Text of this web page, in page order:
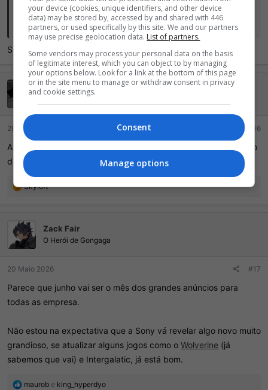
EDIT:
2 de junho - PlayStation State of Play
5 de junho - Summer Game Fest
7 de junho - Multibox Games Showcase + Gears of War E-
Day Direct
Tem uns rumores de que a Nintendo vai fazer um direct em junho,
acertar
Clique para ver tudo...
Sabe os horários? Espero conseguir assistir tudo!
Nego_Brown___
20 Maio 2026 #16
Aposto que vai ter um GaS novo no meio, só pra camuflar o fato
de que não vão mais lançar singleplayer no PC.
R
e
s
Skyloft
Zack Fair
O Herói de Gongaga
20 Maio 2026 #17
Parece que junho vai ser o mês dos grandes anúncios para
todas as empresa.
Não estou na expectativa que a Sony vá revelar algo novo muito
grandioso, se atualizar alguns jogos como o Wolverine (já
sabemos que vai) e Intergalatic, já está bom.
R
maurob e king_hyperdyo
your device (cookies, unique identifiers, and other device
data) may be stored by, accessed by and shared with 446
partners, or used specifically by this site. We and our partners
may use precise geolocation data. List of partners.
Some vendors may process your personal data on the basis
of legitimate interest, which you can object to by managing
your options below. Look for a link at the bottom of this page
or in the site menu to manage or withdraw consent in privacy
and cookie settings.
Consent
Manage options